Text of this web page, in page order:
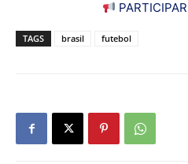
TAGS brasil futebol